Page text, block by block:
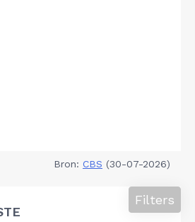
Bron: CBS (30-07-2026)
Filters